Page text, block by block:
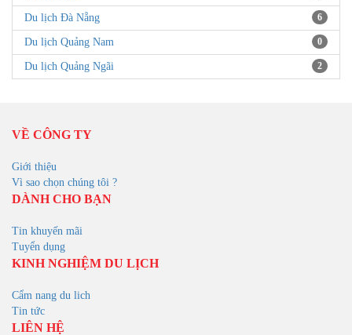
Du lịch Đà Nẵng 6
Du lịch Quảng Nam 0
Du lịch Quảng Ngãi 2
VỀ CÔNG TY
Giới thiệu
Vì sao chọn chúng tôi ?
DÀNH CHO BẠN
Tin khuyến mãi
Tuyển dụng
KINH NGHIỆM DU LỊCH
Cẩm nang du lich
Tin tức
LIÊN HỆ